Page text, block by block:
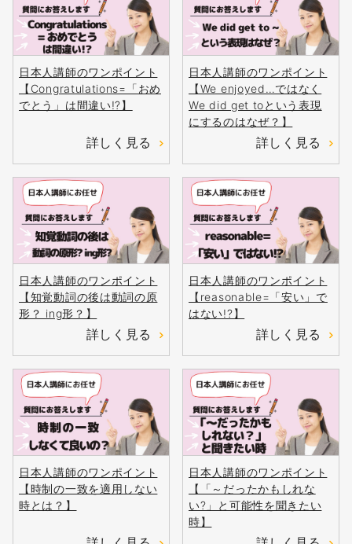
日本人講師のワンポイント
【Congratulations=「おめ
でとう」は間違い!?】
詳しく見る
日本人講師のワンポイント
【We enjoyed…ではなく
We did get toという表現
にするのはなぜ？】
詳しく見る
日本人講師のワンポイント
【知覚動詞の後は動詞の原
形？ ing形？】
詳しく見る
日本人講師のワンポイント
【reasonable=「安い」で
はない!?】
詳しく見る
日本人講師のワンポイント
【時制の一致を適用しない
時とは？】
日本人講師のワンポイント
【「～だったかもしれな
い?」と可能性を聞きたい
時】